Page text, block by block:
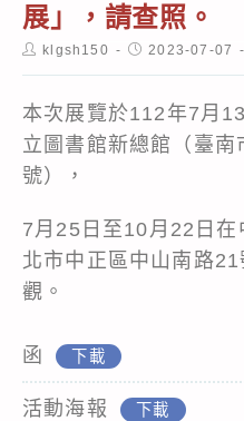
展」，請查照。
Postklgsh150
Post2023-07-07
本次展覽於112年7月
立圖書館新總館（臺
號），
7月25日至10月22日
北市中正區中山南路
觀。
函 下載
活動海報 下載